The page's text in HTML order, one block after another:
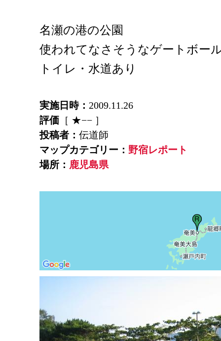
名瀬の港の公園
使われてなさそうなゲートボー
トイレ・水道あり
実施日時： 2009.11.26
評価 ［ ★−− ］
投稿者： 伝道師
マップカテゴリー： 野宿レポート
場所： 鹿児島県